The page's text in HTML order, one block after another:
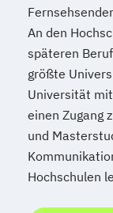
An den
späteren
größte
Universität
einen Zugang
und
Hochschulen